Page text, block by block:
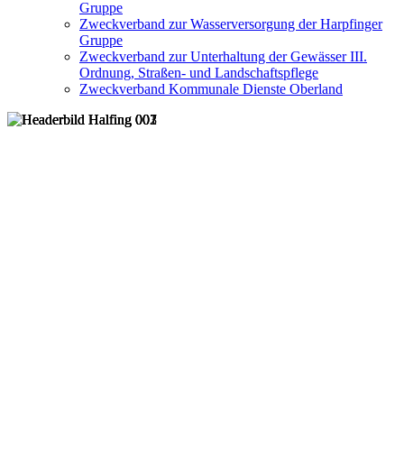
Gruppe
Zweckverband zur Wasserversorgung der Harpfinger
Gruppe
Zweckverband zur Unterhaltung der Gewässer III.
Ordnung, Straßen- und Landschaftspflege
Zweckverband Kommunale Dienste Oberland